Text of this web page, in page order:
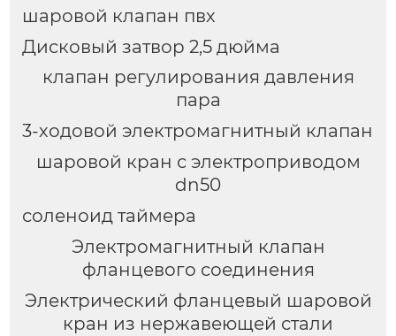
шаровой клапан пвх
Дисковый затвор 2,5 дюйма
клапан регулирования давления
пара
3-ходовой электромагнитный клапан
шаровой кран с электроприводом
dn50
соленоид таймера
Электромагнитный клапан
фланцевого соединения
Электрический фланцевый шаровой
кран из нержавеющей стали